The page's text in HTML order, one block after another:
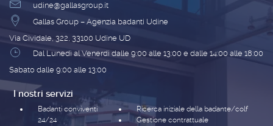
udine@gallasgroup.it
Gallas Group – Agenzia badanti Udine
Via Cividale, 322, 33100 Udine UD
Dal Lunedì al Venerdì dalle 9:00 alle 13:00 e dalle 14:00 alle 18:00
Sabato dalle 9:00 alle 13:00
I nostri servizi
Badanti conviventi
24/24
Ricerca iniziale della badante/colf
Gestione contrattuale